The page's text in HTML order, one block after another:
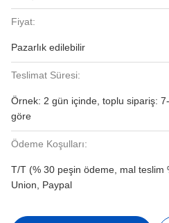
Fiyat:
Pazarlık edilebilir
Teslimat Süresi:
Örnek: 2 gün içinde, toplu sipariş:
göre
Ödeme Koşulları:
T/T (% 30 peşin ödeme, mal teslim
Union, Paypal